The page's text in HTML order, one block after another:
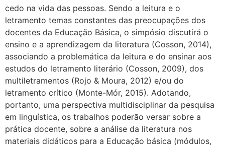
cedo na vida das pessoas. Sendo a leitura e o
letramento temas constantes das preocupações dos
docentes da Educação Básica, o simpósio discutirá o
ensino e a aprendizagem da literatura (Cosson, 2014),
associando a problemática da leitura e do ensinar aos
estudos do letramento literário (Cosson, 2009), dos
multiletramentos (Rojo & Moura, 2012) e/ou do
letramento crítico (Monte-Mór, 2015). Adotando,
portanto, uma perspectiva multidisciplinar da pesquisa
em linguística, os trabalhos poderão versar sobre a
prática docente, sobre a análise da literatura nos
materiais didáticos para a Educação básica (módulos,